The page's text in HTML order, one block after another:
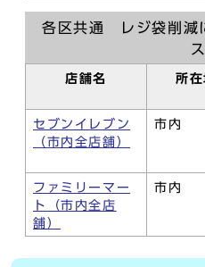
各区共通 レジ袋削減
店舗名 所在
セブンイレブン
（市内全店舗）
市内
ファミリーマー
ト（市内全店
舗）
市内